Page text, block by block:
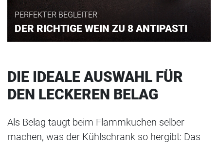
PERFEKTER BEGLEITER
DER RICHTIGE WEIN ZU 8 ANTIPASTI
DIE IDEALE AUSWAHL FÜR
DEN LECKEREN BELAG
Als Belag taugt beim Flammkuchen selber
machen, was der Kühlschrank so hergibt: Das